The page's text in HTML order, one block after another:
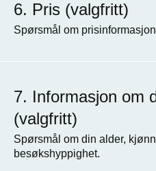
Pris (valgfritt)
Spørsmål om
Informasjon om
(valgfritt)
Spørsmål om din alder,
besøkshyppighet.